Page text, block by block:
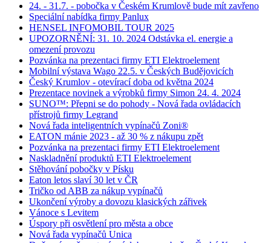
24. - 31.7. - pobočka v Českém Krumlově bude mít zavřeno
Speciální nabídka firmy Panlux
HENSEL INFOMOBIL TOUR 2025
UPOZORNĚNÍ: 31. 10. 2024 Odstávka el. energie a
omezení provozu
Pozvánka na prezentaci firmy ETI Elektroelement
Mobilní výstava Wago 22.5. v Českých Budějovicích
Český Krumlov - otevírací doba od května 2024
Prezentace novinek a výrobků firmy Simon 24. 4. 2024
SUNO™: Přepni se do pohody - Nová řada ovládacích
přístrojů firmy Legrand
Nová řada inteligentních vypínačů Zoni®
EATON mánie 2023 - až 30 % z nákupu zpět
Pozvánka na prezentaci firmy ETI Elektroelement
Naskladnění produktů ETI Elektroelement
Stěhování pobočky v Písku
Eaton letos slaví 30 let v ČR
Tričko od ABB za nákup vypínačů
Ukončení výroby a dovozu klasických zářivek
Vánoce s Levitem
Úspory při osvětlení pro města a obce
Nová řada vypínačů Unica